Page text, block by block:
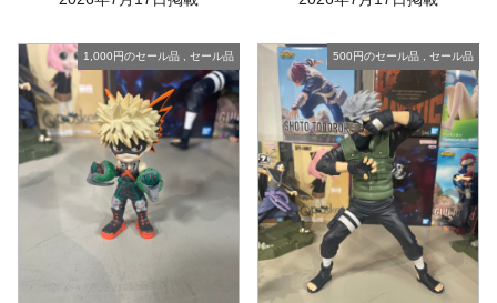
1,000円のセール品, セール品 500円のセール品 , セール品